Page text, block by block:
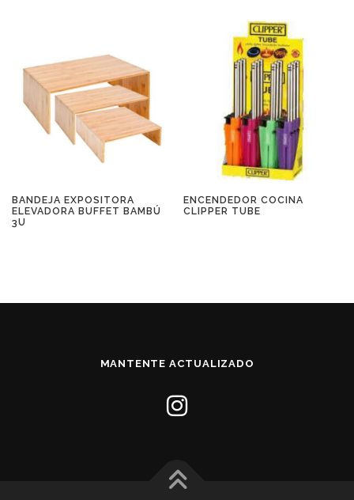
BANDEJA EXPOSITORA
ELEVADORA BUFFET BAMBÚ
3U
ENCENDEDOR COCINA
CLIPPER TUBE
MANTENTE ACTUALIZADO